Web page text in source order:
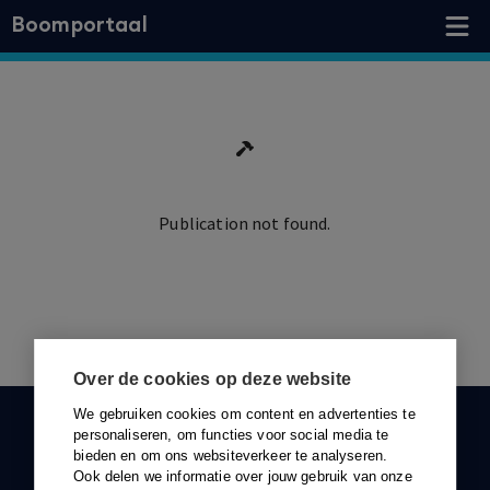
Over de cookies op deze website
We gebruiken cookies om content en advertenties te
personaliseren, om functies voor social media te
bieden en om ons websiteverkeer te analyseren.
Ook delen we informatie over jouw gebruik van onze
Boomportaal
Publication not found.
KLANTENSERVICE
088-0301000